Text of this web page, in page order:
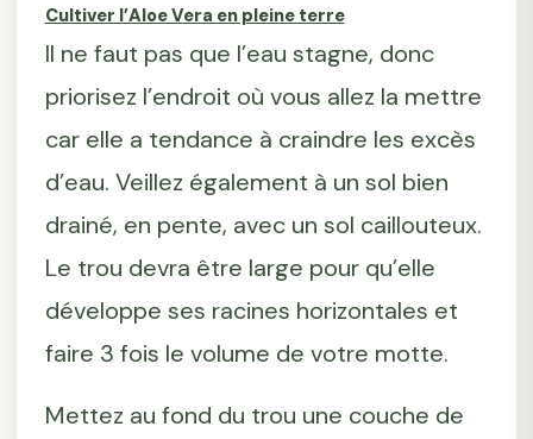
Cultiver l’Aloe Vera en pleine terre
Il ne faut pas que l’eau stagne, donc
priorisez l’endroit où vous allez la mettre
car elle a tendance à craindre les excès
d’eau. Veillez également à un sol bien
drainé, en pente, avec un sol caillouteux.
Le trou devra être large pour qu’elle
développe ses racines horizontales et
faire 3 fois le volume de votre motte.
Mettez au fond du trou une couche de